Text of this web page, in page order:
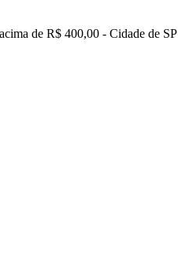
de R$ 400,00 - Cidade de SP